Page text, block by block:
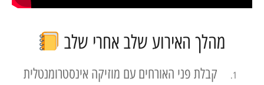
מהלך האירוע שלב אחרי שלב
קבלת פני האורחים עם מוזיקה אינסטרומנטלית